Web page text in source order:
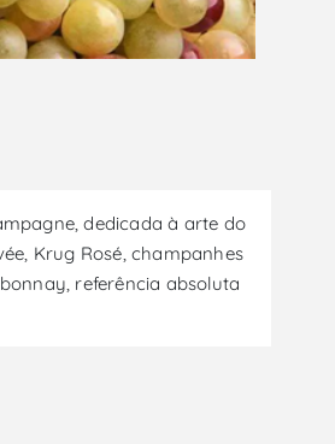
dedicada à arte do
Krug Rosé, champanhes
referência absoluta